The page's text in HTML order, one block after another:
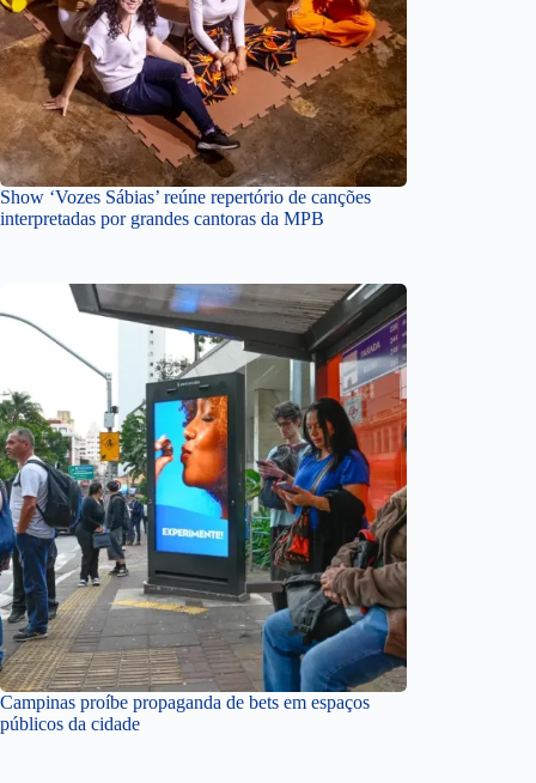
Show ‘Vozes Sábias’ reúne repertório de canções
interpretadas por grandes cantoras da MPB
Campinas proíbe propaganda de bets em espaços
públicos da cidade